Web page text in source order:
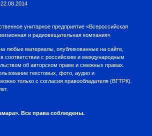
унитарное предприятие «Всероссийская
и радиовещательная компания»
любые материалы, опубликованные на сайте,
соответствии с российским и международным
об авторском праве и смежных правах.
текстовых, фото, аудио и
только с согласия правообладателя (ВГТРК).
Все права соблюдены.